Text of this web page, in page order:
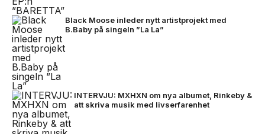
Black Moose inleder nytt artistprojekt med
B.Baby på singeln ”La La”
INTERVJU: MXHXN om nya albumet, Rinkeby &
att skriva musik med livserfarenhet